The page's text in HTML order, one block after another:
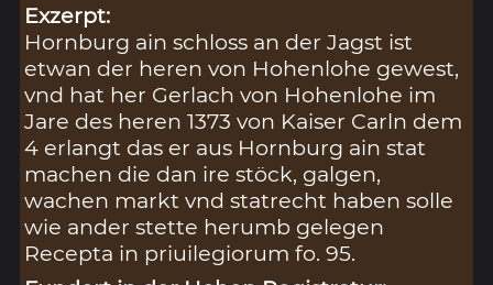
Exzerpt:
Hornburg ain schloss an der Jagst ist
etwan der heren von Hohenlohe gewest,
vnd hat her Gerlach von Hohenlohe im
Jare des heren 1373 von Kaiser Carln dem
4 erlangt das er aus Hornburg ain stat
machen die dan ire stöck, galgen,
wachen markt vnd statrecht haben solle
wie ander stette herumb gelegen
Recepta in priuilegiorum fo. 95.